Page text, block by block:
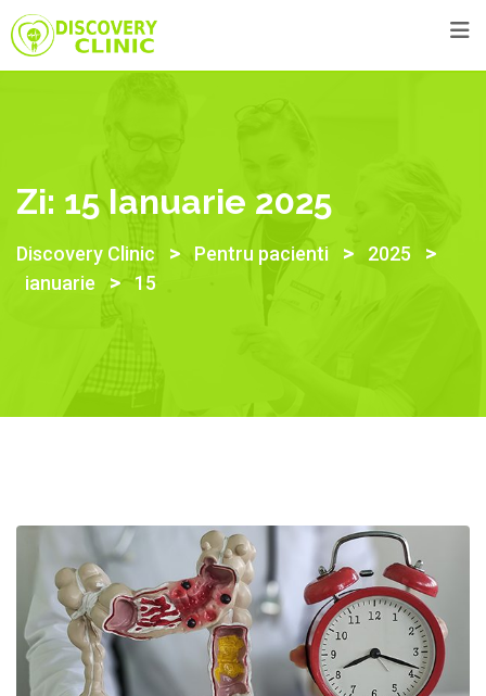
Skip
to
content
Zi: 15 Ianuarie 2025
Discovery Clinic > Pentru pacienti > 2025 >
ianuarie > 15